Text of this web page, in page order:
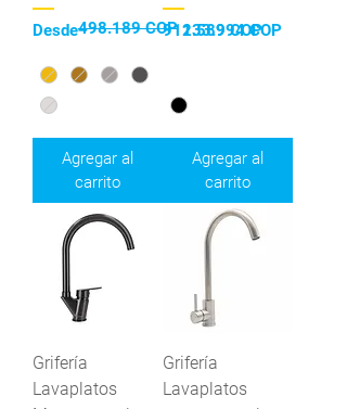
Desde
Precio498.189 COP 233.994 COP
Precio de oferta
Agregar al
carrito
Precio
911.589 COP
Agregar al
carrito
Grifería
Lavaplatos
Grifería
Lavaplatos